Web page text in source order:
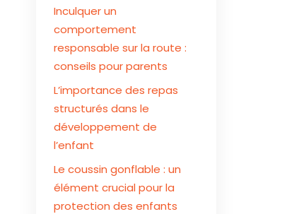
Inculquer un
comportement
responsable sur la route :
conseils pour parents
L’importance des repas
structurés dans le
développement de
l’enfant
Le coussin gonflable : un
élément crucial pour la
protection des enfants